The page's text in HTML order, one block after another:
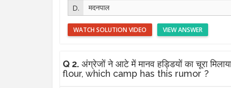
मदनपाल
VIEW ANSWER
WATCH SOLUTION VIDEO
Q 2. अंग्रेजों ने आटे में मानव हड्डियों का चूरा
flour, which camp has this rumor ?